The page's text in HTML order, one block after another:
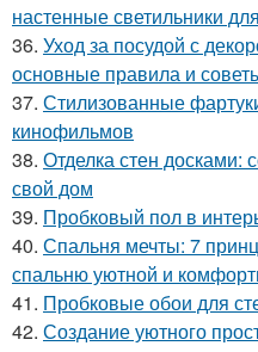
настенные светильники
36. Уход за посудой с
основные правила и
37. Стилизованные
кинофильмов
38. Отделка стен досками:
свой дом
39. Пробковый пол в
40. Спальня мечты: 7
спальню уютной и
41. Пробковые обои для
42. Создание уютного